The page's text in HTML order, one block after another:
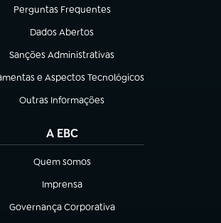
Perguntas Frequentes
(abre em nova aba)
Dados Abertos
(abre em nova aba)
Sanções Administrativas
(abre em nova aba)
e Aspectos Tecnológicos
em nova aba)
Outras Informações
(abre em nova aba)
A EBC
Quem somos
(abre em nova aba)
Imprensa
(abre em nova aba)
Governança Corporativa
(abre em nova aba)